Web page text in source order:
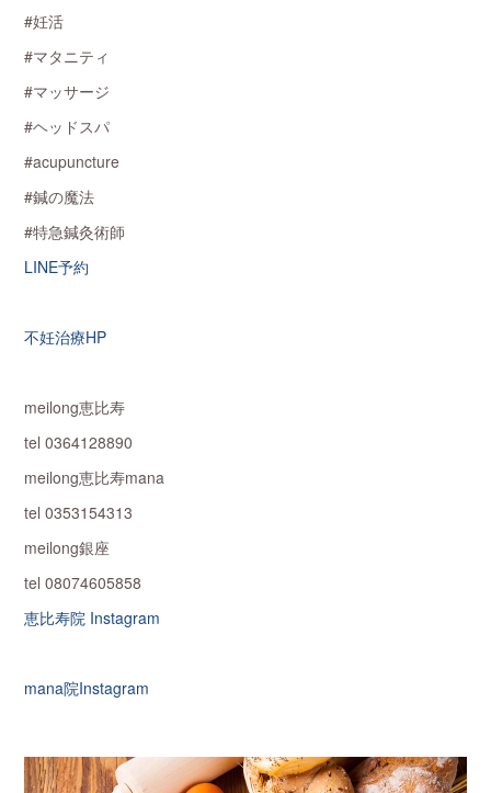
#妊活
#マタニティ
#マッサージ
#ヘッドスパ
#acupuncture
#鍼の魔法
#特急鍼灸術師
LINE予約
不妊治療HP
meilong恵比寿
tel 0364128890
meilong恵比寿mana
tel 0353154313
meilong銀座
tel 08074605858
恵比寿院 Instagram
mana院Instagram